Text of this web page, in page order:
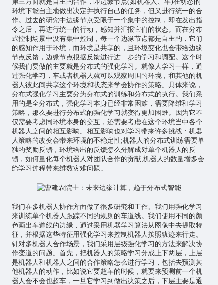
第三方面就是自主的合作，即边缘节点(如机器人、车)在动态的
环境下能自主地做出决定并执行自己的任务，但又进行统一的合
作。过去的研究中边缘节点受限于一个集中的控制，即在发出指
令之后，再进行统一的行动，感知并汇报它们的状态。而在分布
式控制场景中没有集中控制，每一个边缘节点都是自主的，它们
的感知作用于环境，而环境是共享的，且环境变化也会带给边缘
节点反馈，边缘节点根据反馈进行进一步的学习和调配。这个时
候我们要做的主要就是分布式的强化学习。就像人学习一样，通
过强化学习，车或者机器人就可以观察周围的环境，和其他的机
器人彼此间共享这个环境和状态来学会协作的策略。具体来说，
分布式强化学习主要分为分布式的训练和分布式的执行。我们采
用的是全分布式，强化学习本身已经非常困难，需要降维和学习
策略，那么要进行分布式的强化学习就变得更加困难。因为它不
仅需要考虑同环境本身的交互，还需要考虑在这个环境当中各个
机器人之间的相互影响。相互影响也对学习带来许多挑战：机器
人策略的改变会带来环境的不稳定性;机器人的分布式训练需要单
独的奖励反馈，环境给出的反馈怎么分解成对单个机器人的反
馈，如何量化每个机器人对团队合作的贡献;机器人的数量增多会
给学习过程带来维数灾难问题。
我们在多机器人协作方面做了很多研究和工作。我们用强化学习
来训练单个机器人跟踪不同的规则的车道线。我们使用不同的颜
色画出车道线的边缘，通过采用机器学习算法从图像中去提取特
征，并根据这些特征用强化学习来控制机器人按照轨迹来行走。
针对多机器人合作场景，我们采用层级强化学习的方法来解决协
作变道的问题。首先，把机器人的策略学习分成上下两层，上层
是机器人和机器人之间的合作策略怎么进行学习，包括去预测其
他机器人的动作，比如说它要超车的时候，就要来预测前一个机
器人会不会也超车，一旦它学习到做出决策之后，下层主要是通